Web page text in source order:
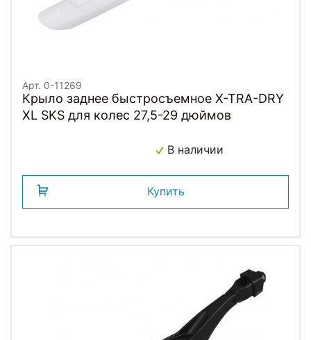
Арт. 0-11269
Крыло заднее быстросъемное X-TRA-DRY
XL SKS для колес 27,5-29 дюймов
В наличии
Купить